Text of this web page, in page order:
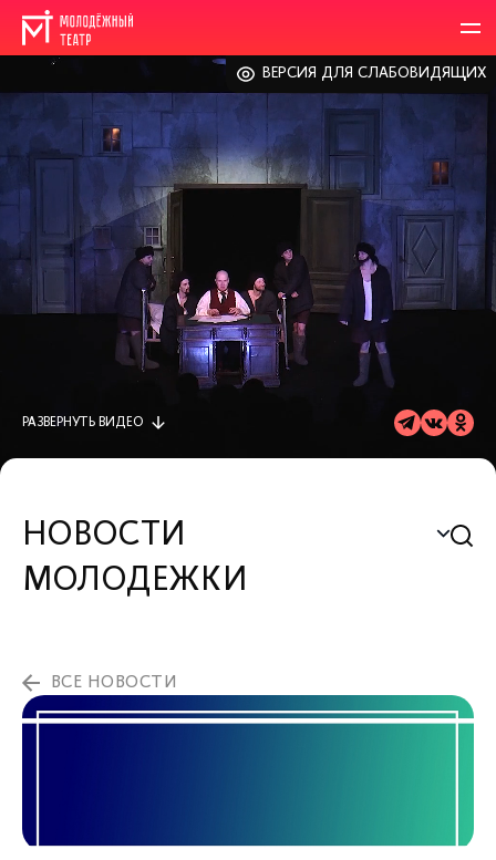
ВЕРСИЯ ДЛЯ СЛАБОВИДЯЩИХ
РАЗВЕРНУТЬ ВИДЕО
НОВОСТИ
МОЛОДЕЖКИ
ВСЕ НОВОСТИ